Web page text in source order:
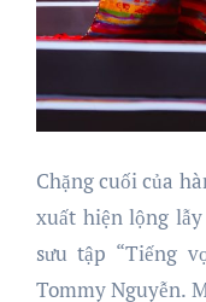
Chặng cuối của
xuất hiện lộng
sưu tập “Tiếng
Tommy Nguyễn.